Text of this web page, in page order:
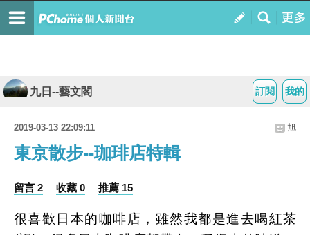
我的
訂閱
九日--藝文閣
2019-03-13 22:09:11 旭
東京散步--珈琲店特輯
留言 2 收藏 0 推薦 15
很喜歡日本的咖啡店，雖然我都是進去喝紅茶